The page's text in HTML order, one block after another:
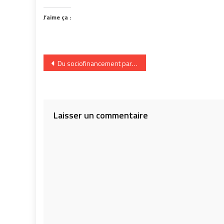
J’aime ça :
Navigation
Du sociofinancement participatif (crowdfunding) au Québec?
Laisser un commentaire